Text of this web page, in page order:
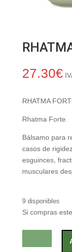
27.30€
RHATMA
Rhatma Forte.
Bálsamo para
casos de
esguinces,
musculares
9 disponibles
Si compras
RHATMA
FORTE